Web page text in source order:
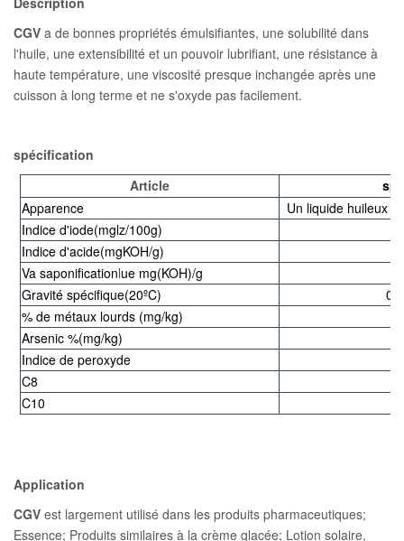
CGV a de bonnes propriétés émulsifiantes, une solubilité dans
l'huile, une extensibilité et un pouvoir lubrifiant, une résistance à
haute température, une viscosité presque inchangée après une
cuisson à long terme et ne s'oxyde pas facilement.
spécification
Article
Apparence
Un liquide huileux
Indice d'iode(mglz/100g)
Indice d'acide(mgKOH/g)
Va saponificationlue mg(KOH)/g
Gravité spécifique(20ºC)
% de métaux lourds (mg/kg)
Arsenic %(mg/kg)
Indice de peroxyde
C8
C10
Application
CGV est largement utilisé dans les produits pharmaceutiques;
Essence; Produits similaires à la crème glacée; Lotion solaire,